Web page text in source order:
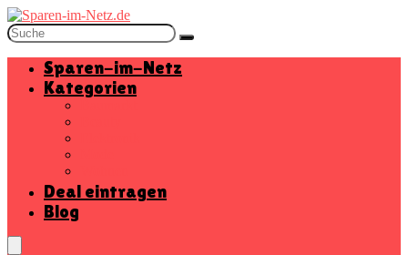
Sparen-im-Netz
Kategorien
Deal eintragen
Blog